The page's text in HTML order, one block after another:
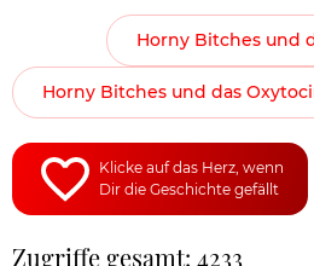
Horny Bitches und
Horny Bitches und das
Klicke auf das Herz, wenn
Dir die Geschichte gefällt
Zugriffe gesamt: 4233